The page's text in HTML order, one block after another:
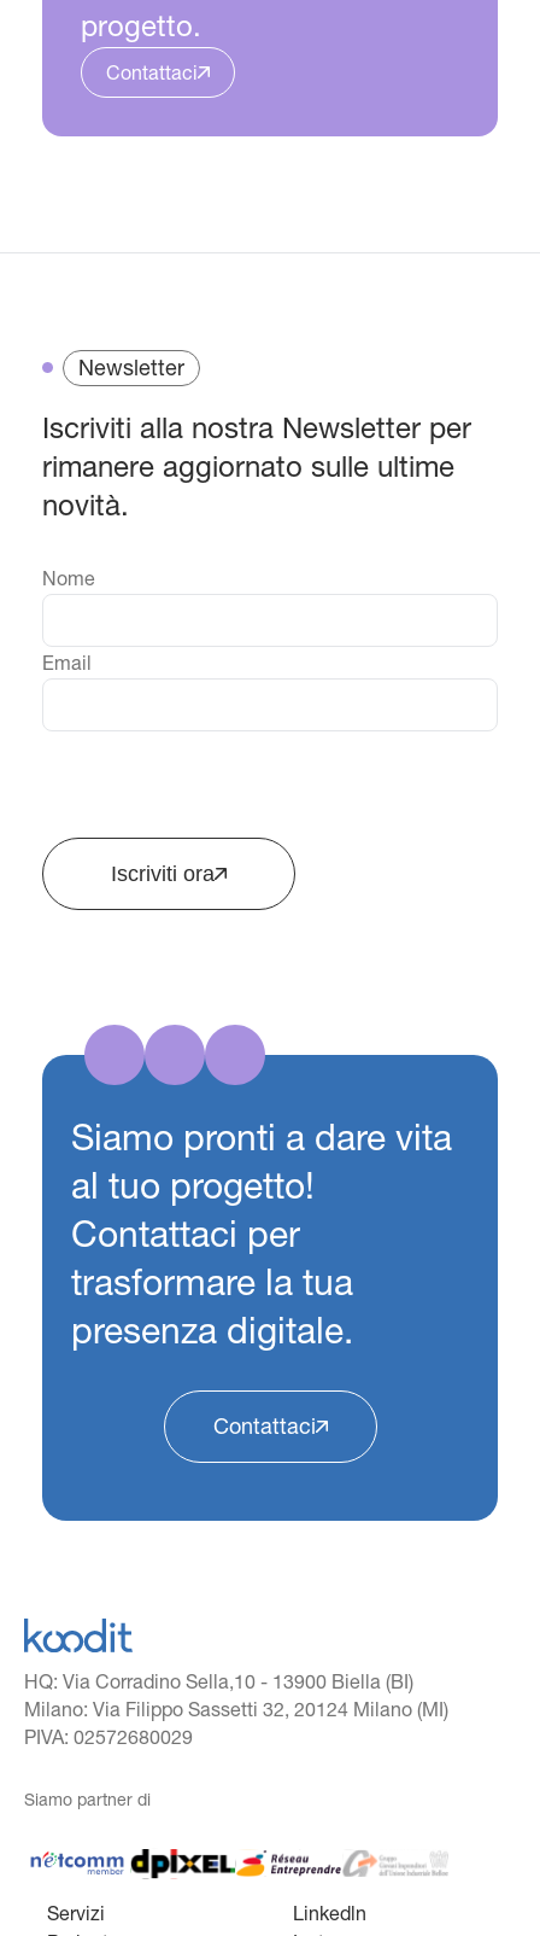
progetto.
Contattaci
Newsletter
Iscriviti alla nostra Newsletter per
rimanere aggiornato sulle ultime
novità.
Nome
Email
Iscriviti ora
Siamo pronti a dare vita
al tuo progetto!
Contattaci per
trasformare la tua
presenza digitale.
Contattaci
HQ: Via Corradino Sella,10 - 13900 Biella (BI)
Milano: Via Filippo Sassetti 32, 20124 Milano (MI)
PIVA: 02572680029
Siamo partner di
Netcomm Member Reseau EntreprendreGruppo giovani
Servizi
Linkedln